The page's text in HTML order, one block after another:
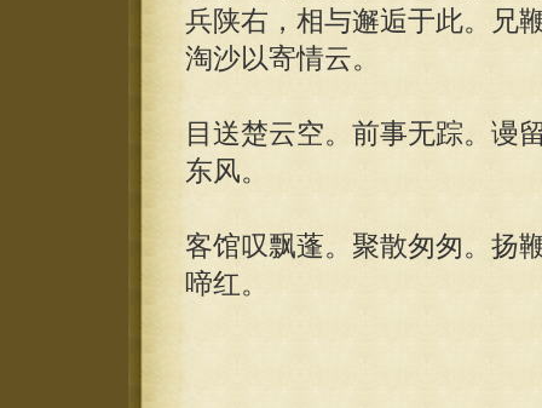
兵陕右，相与邂逅于此。兄
淘沙以寄情云。
目送楚云空。前事无踪。谩
东风。
客馆叹飘蓬。聚散匆匆。扬
啼红。